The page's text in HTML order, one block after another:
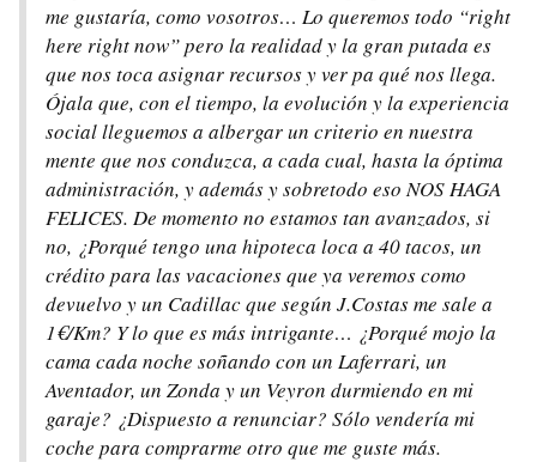
me gustaría, como vosotros… Lo queremos todo “right
here right now” pero la realidad y la gran putada es
que nos toca asignar recursos y ver pa qué nos llega.
Ójala que, con el tiempo, la evolución y la experiencia
social lleguemos a albergar un criterio en nuestra
mente que nos conduzca, a cada cual, hasta la óptima
administración, y además y sobretodo eso NOS HAGA
FELICES. De momento no estamos tan avanzados, si
no, ¿Porqué tengo una hipoteca loca a 40 tacos, un
crédito para las vacaciones que ya veremos como
devuelvo y un Cadillac que según J.Costas me sale a
1€/Km? Y lo que es más intrigante… ¿Porqué mojo la
cama cada noche soñando con un Laferrari, un
Aventador, un Zonda y un Veyron durmiendo en mi
garaje? ¿Dispuesto a renunciar? Sólo vendería mi
coche para comprarme otro que me guste más.